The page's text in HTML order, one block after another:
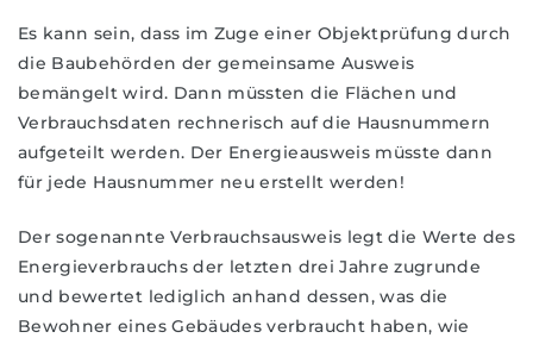
Es kann sein, dass im Zuge einer Objektprüfung durch
die Baubehörden der gemeinsame Ausweis
bemängelt wird. Dann müssten die Flächen und
Verbrauchsdaten rechnerisch auf die Hausnummern
aufgeteilt werden. Der Energieausweis müsste dann
für jede Hausnummer neu erstellt werden!
Der sogenannte Verbrauchsausweis legt die Werte des
Energieverbrauchs der letzten drei Jahre zugrunde
und bewertet lediglich anhand dessen, was die
Bewohner eines Gebäudes verbraucht haben, wie